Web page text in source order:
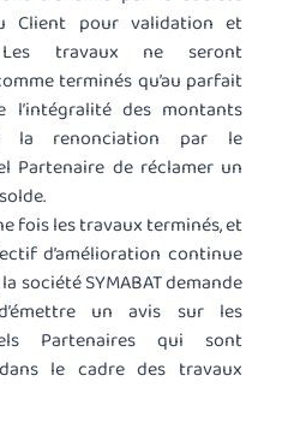
Client pour validation et
Les travaux ne seront
terminés qu’au parfait
l’intégralité des montants
renonciation par le
Partenaire de réclamer un
fois les travaux terminés, et
d’amélioration continue
société SYMABAT demande
un avis sur les
Partenaires qui sont
le cadre des travaux